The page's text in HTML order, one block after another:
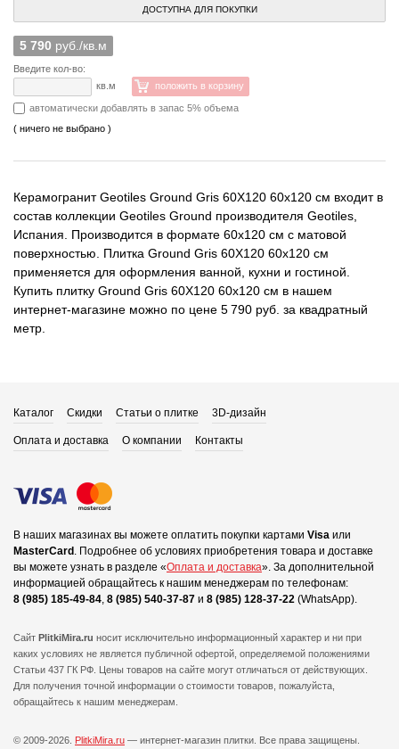
ДОСТУПНА ДЛЯ ПОКУПКИ
5 790 руб./кв.м
Введите кол-во:
кв.м
положить в корзину
автоматически добавлять в запас 5% объема
( ничего не выбрано )
Керамогранит Geotiles Ground Gris 60X120 60x120 см входит в
состав коллекции Geotiles Ground производителя Geotiles,
Испания. Производится в формате 60x120 см с матовой
поверхностью. Плитка Ground Gris 60X120 60x120 см
применяется для оформления ванной, кухни и гостиной.
Купить плитку Ground Gris 60X120 60x120 см в нашем
интернет-магазине можно по цене 5 790 руб. за квадратный
метр.
Каталог Скидки Статьи о плитке 3D-дизайн
Оплата и доставка О компании Контакты
В наших магазинах вы можете оплатить покупки картами Visa или
MasterCard . Подробнее об условиях приобретения товара и доставке
вы можете узнать в разделе «Оплата и доставка». За дополнительной
информацией обращайтесь к нашим менеджерам по телефонам:
8 (985) 185-49-84, 8 (985) 540-37-87 и 8 (985) 128-37-22 (WhatsApp).
Сайт PlitkiMira.ru носит исключительно информационный характер и ни при
каких условиях не является публичной офертой, определяемой положениями
Статьи 437 ГК РФ. Цены товаров на сайте могут отличаться от действующих.
Для получения точной информации о стоимости товаров, пожалуйста,
обращайтесь к нашим менеджерам.
© 2009-2026. PlitkiMira.ru — интернет-магазин плитки. Все права защищены.